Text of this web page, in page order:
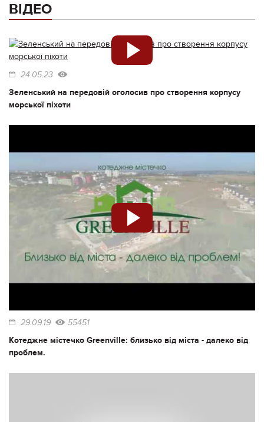
ВІДЕО
24.05.23
Зеленський на передовій оголосив про створення корпусу
морської піхоти
29.09.19 55451
Котеджне містечко Greenville: близько від міста - далеко від
проблем.